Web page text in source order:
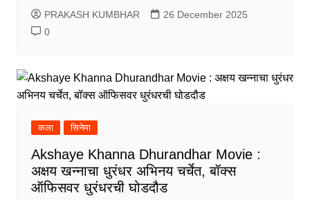
PRAKASH KUMBHAR
26 December 2025
0
कला सिनेमा
Akshaye Khanna Dhurandhar Movie :
अक्षय खन्नाचा धुरंधर अभिनय चर्चेत, बॉक्स
ऑफिसवर धुरंधरची घोडदौड